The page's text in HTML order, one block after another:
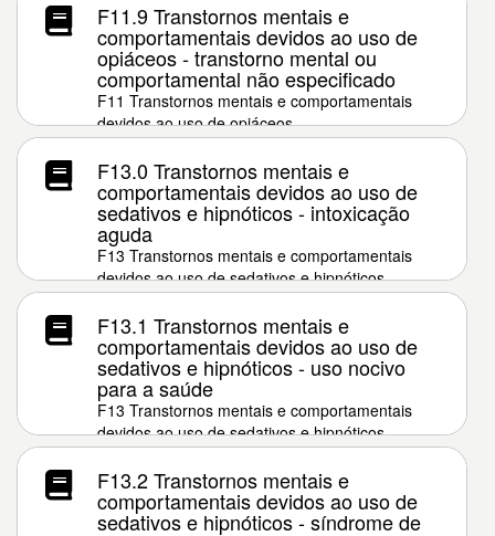
F11.9 Transtornos mentais e
comportamentais devidos ao uso de
opiáceos - transtorno mental ou
comportamental não especificado
F11 Transtornos mentais e comportamentais
devidos ao uso de opiáceos
F13.0 Transtornos mentais e
comportamentais devidos ao uso de
sedativos e hipnóticos - intoxicação
aguda
F13 Transtornos mentais e comportamentais
devidos ao uso de sedativos e hipnóticos
F13.1 Transtornos mentais e
comportamentais devidos ao uso de
sedativos e hipnóticos - uso nocivo
para a saúde
F13 Transtornos mentais e comportamentais
devidos ao uso de sedativos e hipnóticos
F13.2 Transtornos mentais e
comportamentais devidos ao uso de
sedativos e hipnóticos - síndrome de